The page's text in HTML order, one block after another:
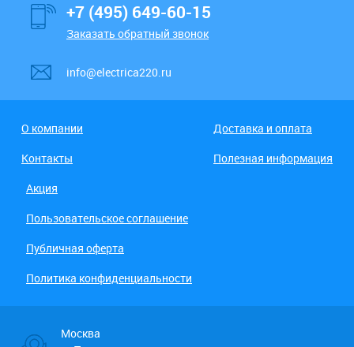
+7 (495) 649-60-15
Заказать обратный звонок
info@electrica220.ru
О компании
Доставка и оплата
Контакты
Полезная информация
Акция
Пользовательское соглашение
Публичная оферта
Политика конфиденциальности
Москва